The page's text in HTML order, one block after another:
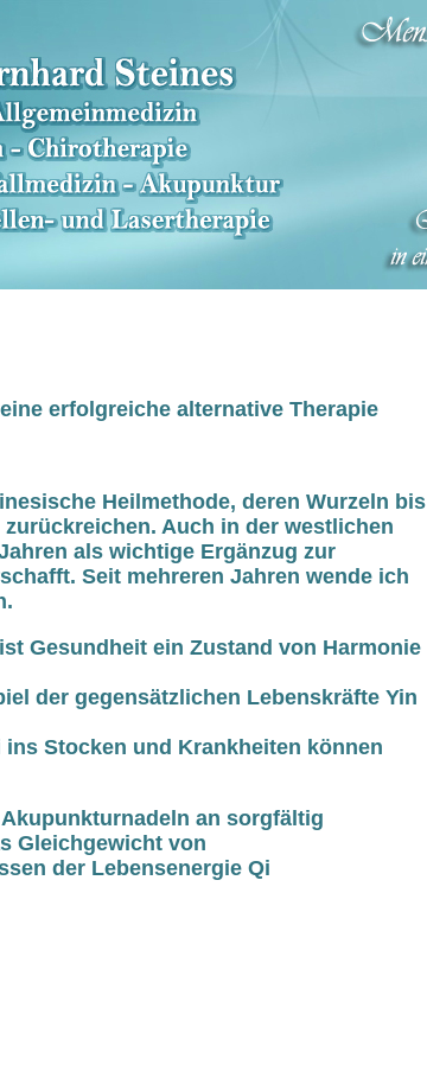
erfolgreiche alternative Therapie
Heilmethode, deren Wurzeln bis
Auch in der westlichen
als wichtige Ergänzug zur
Seit mehreren Jahren wende ich
Gesundheit ein Zustand von Harmonie
der gegensätzlichen Lebenskräfte Yin
Stocken und Krankheiten können
an sorgfältig
Gleichgewicht von
der Lebensenergie Qi